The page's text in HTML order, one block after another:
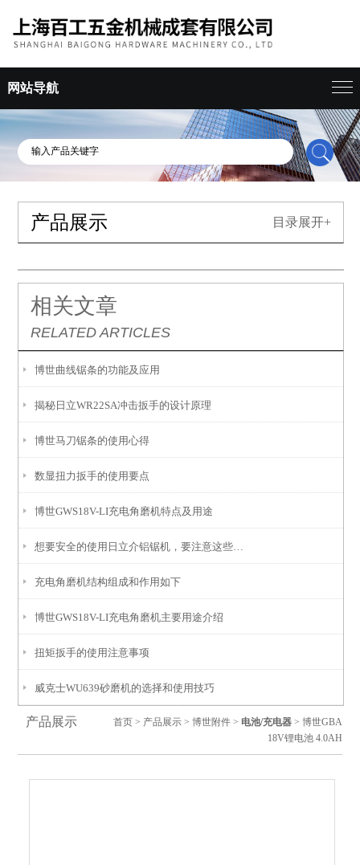
网站导航
产品展示 目录展开+
相关文章
RELATED ARTICLES
博世曲线锯条的功能及应用
揭秘日立WR22SA冲击扳手的设计原理
博世马刀锯条的使用心得
数显扭力扳手的使用要点
博世GWS18V-LI充电角磨机特点及用途
充电角磨机结构组成和作用如下
博世GWS18V-LI充电角磨机主要用途介绍
扭矩扳手的使用注意事项
威克士WU639砂磨机的选择和使用技巧
产品展示 首页> 产品展示> 博世附件> 电池/充电器> 博世GBA
18V锂电池 4.0AH